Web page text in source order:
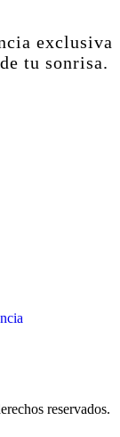
exclusiva
tu sonrisa.
reservados.